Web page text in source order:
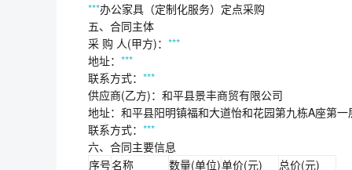
***办公家具（定制化服务）定点采购
五、合同主体
采 购 人(甲方)： ***
地址： ***
联系方式： ***
供应商(乙方)：和平县景丰商贸有限公司
地址：和平县阳明镇福和大道怡和花园第九栋A座第一
联系方式： ***
六、合同主要信息
序号名称 数量(单位)单价(元)
总价(元)